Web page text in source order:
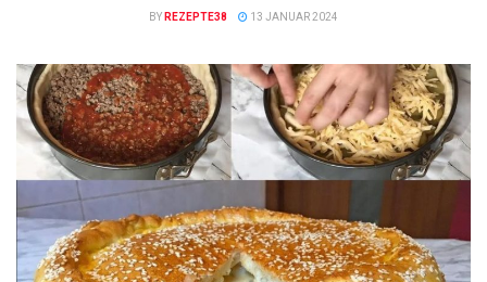
BY REZEPTE38 13 JANUAR 2024